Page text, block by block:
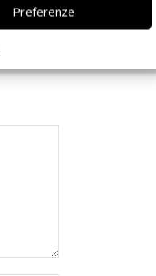
Preferenze